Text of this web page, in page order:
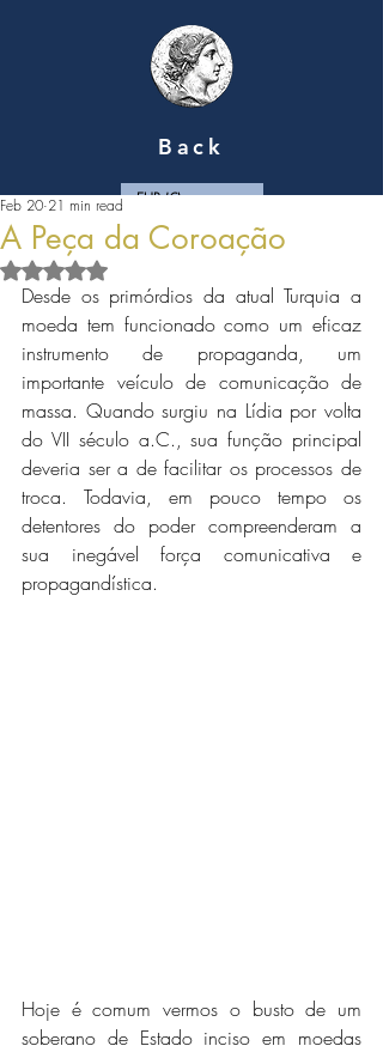
Back
EUR (€)
A Peça da Coroação
Feb 20 21 min read
Rated NaN out of 5 stars.
Desde os primórdios da atual Turquia a
moeda tem funcionado como um eficaz
instrumento de propaganda, um
importante veículo de comunicação de
massa. Quando surgiu na Lídia por volta
do VII século a.C., sua função principal
deveria ser a de facilitar os processos de
troca. Todavia, em pouco tempo os
detentores do poder compreenderam a
sua inegável força comunicativa e
propagandística.
Hoje é comum vermos o busto de um
soberano de Estado inciso em moedas